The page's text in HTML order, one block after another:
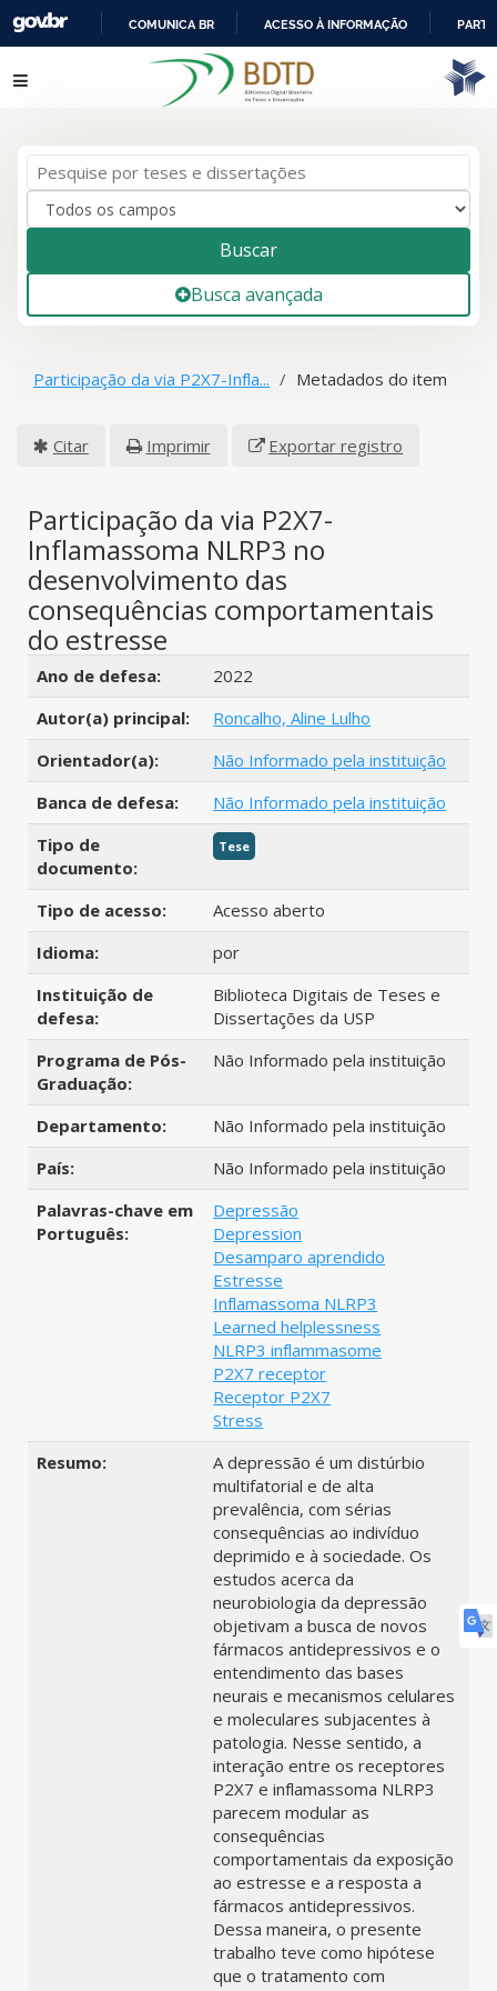
IR
PARA
COMUNICA BR ACESSO À INFORMAÇÃO
Pular para o conteúdo
Buscar
Busca avançada
Participação da via P2X7-Infla... Metadados do item
Citar Imprimir Exportar registro
Participação da via P2X7-
Inflamassoma NLRP3 no
desenvolvimento das
consequências comportamentais
do estresse
Detalhes bibliográficos
Ano de defesa:
2022
Autor(a) principal:
Roncalho, Aline Lulho
Orientador(a):
Não Informado pela instituição
Banca de defesa:
Não Informado pela instituição
Tipo de
documento:
Tese
Tipo de acesso:
Acesso aberto
Idioma:
por
Instituição de
defesa:
Biblioteca Digitais de Teses e
Dissertações da USP
Programa de Pós-
Graduação:
Não Informado pela instituição
Departamento:
Não Informado pela instituição
País:
Não Informado pela instituição
Palavras-chave em
Português:
Depressão
Depression
Desamparo aprendido
Estresse
Inflamassoma NLRP3
Learned helplessness
NLRP3 inflammasome
P2X7 receptor
Receptor P2X7
Stress
Resumo:
A depressão é um distúrbio
multifatorial e de alta
prevalência, com sérias
consequências ao indivíduo
deprimido e à sociedade. Os
estudos acerca da
neurobiologia da depressão
objetivam a busca de novos
fármacos antidepressivos e o
entendimento das bases
neurais e mecanismos celulares
e moleculares subjacentes à
patologia. Nesse sentido, a
interação entre os receptores
P2X7 e inflamassoma NLRP3
parecem modular as
consequências
comportamentais da exposição
ao estresse e a resposta a
fármacos antidepressivos.
Dessa maneira, o presente
trabalho teve como hipótese
que o tratamento com